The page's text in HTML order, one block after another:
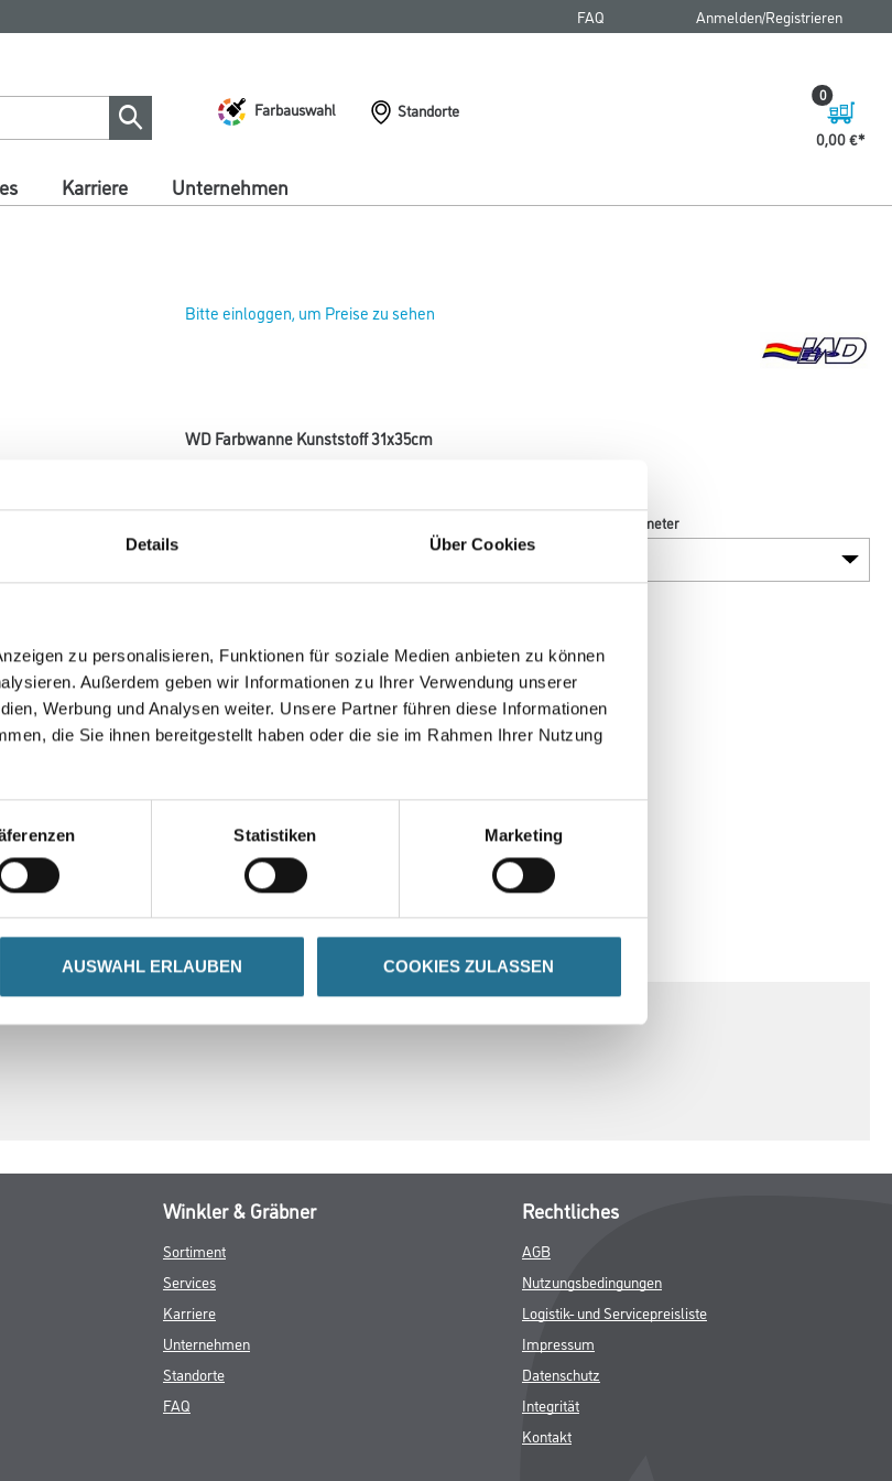
Details Über Cookies
zu personalisieren, Funktionen für soziale Medien anbieten zu können
Außerdem geben wir Informationen zu Ihrer Verwendung unserer
Werbung und Analysen weiter. Unsere Partner führen diese Informationen
die Sie ihnen bereitgestellt haben oder die sie im Rahmen Ihrer Nutzung
Statistiken Marketing
AUSWAHL ERLAUBEN COOKIES ZULASSEN
FAQ Anmelden/Registrieren
Farbauswahl
Standorte
0,00 €
0
Karriere Unternehmen
Bitte einloggen, um Preise zu sehen
WD Farbwanne Kunststoff 31x35cm
Länge in Millimeter
Umrechnungsfaktoren
ZUSATZINFOS GEFAHRENHINWEISE SPEZIFIKATIONEN
Winkler & Gräbner
Sortiment
Services
Karriere
Unternehmen
Standorte
FAQ
Rechtliches
AGB
Nutzungsbedingungen
Logistik- und Servicepreisliste
Impressum
Datenschutz
Integrität
Kontakt